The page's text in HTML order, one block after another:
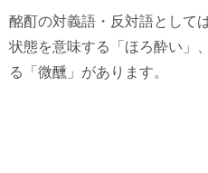
酩酊の対義語・反対語として
状態を意味する「ほろ酔い」
る「微醺」があります。